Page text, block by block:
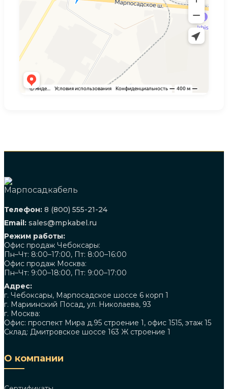
Телефон: 8 (800) 555-21-24
Email: sales@mpkabel.ru
Режим работы:
Офис продаж Чебоксары:
Пн–Чт: 8:00–17:00, Пт: 8:00–16:00
Офис продаж Москва:
Пн–Чт: 9:00–18:00, Пт: 9:00–17:00
Адрес:
г. Чебоксары, Марпосадское шоссе 6 корп 1
г. Мариинский Посад, ул. Николаева, 93
г. Москва:
Офис: проспект Мира д.95 строение 1, офис 1515, этаж 15
Склад: Дмитровское шоссе 163 Ж строение 1
О компании